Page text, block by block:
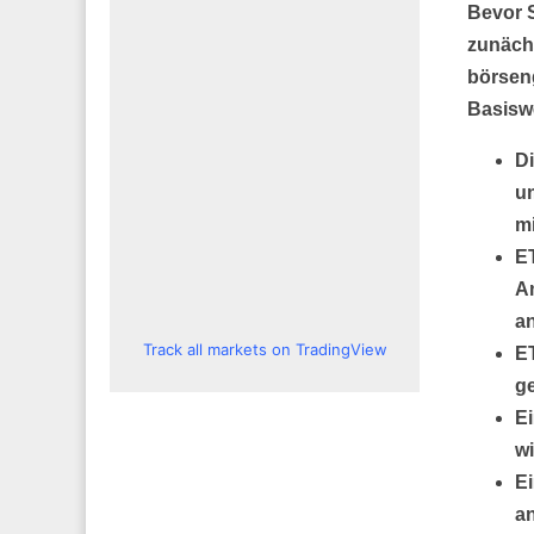
Bevor
Track all markets on TradingView